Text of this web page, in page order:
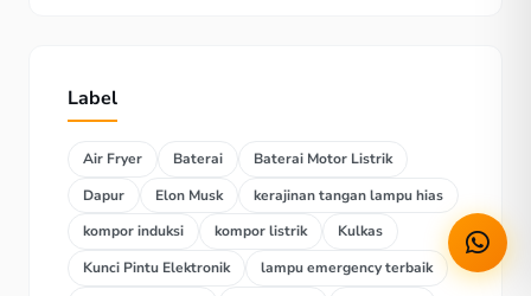
Label
Air Fryer Baterai
Baterai Motor Listrik
Dapur
Elon Musk
kerajinan tangan lampu hias
kompor induksi
kompor listrik
Kulkas
Kunci Pintu Elektronik
lampu emergency terbaik